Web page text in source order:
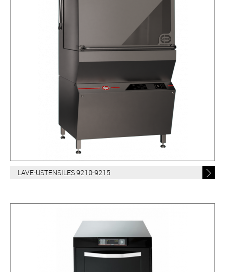
LAVE-USTENSILES 9210-9215